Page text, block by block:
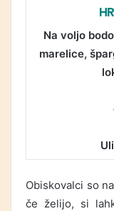
Na voljo
marelice,
Obiskovalci so
če želijo, si